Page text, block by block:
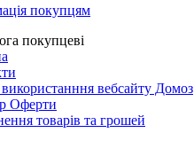
покупцям
покупцеві
вебсайту Домоз
Оферти
товарів та грошей